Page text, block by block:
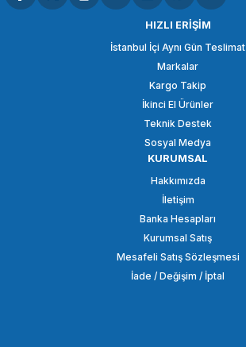
HIZLI ERİŞİM
İstanbul İçi Aynı Gün Teslimat
Markalar
Kargo Takip
İkinci El Ürünler
Teknik Destek
Sosyal Medya
KURUMSAL
Hakkımızda
İletişim
Banka Hesapları
Kurumsal Satış
Mesafeli Satış Sözleşmesi
İade / Değişim / İptal